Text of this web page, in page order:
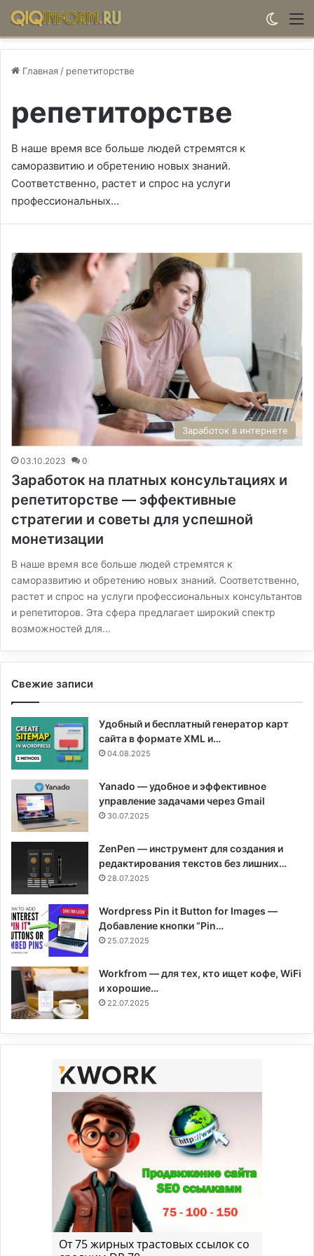
Главная / репетиторстве
репетиторстве
В наше время все больше людей стремятся к
саморазвитию и обретению новых знаний.
Соответственно, растет и спрос на услуги
профессиональных…
Заработок в интернете
03.10.2023 0
Заработок на платных консультациях и
репетиторстве — эффективные
стратегии и советы для успешной
монетизации
В наше время все больше людей стремятся к
саморазвитию и обретению новых знаний. Соответственно,
растет и спрос на услуги профессиональных консультантов
и репетиторов. Эта сфера предлагает широкий спектр
возможностей для…
Свежие записи
Удобный и бесплатный генератор карт
сайта в формате XML и…
04.08.2025
Yanado — удобное и эффективное
управление задачами через Gmail
30.07.2025
ZenPen — инструмент для создания и
редактирования текстов без лишних…
28.07.2025
Wordpress Pin it Button for Images —
Добавление кнопки “Pin…
25.07.2025
Workfrom — для тех, кто ищет кофе, WiFi
и хорошие…
22.07.2025